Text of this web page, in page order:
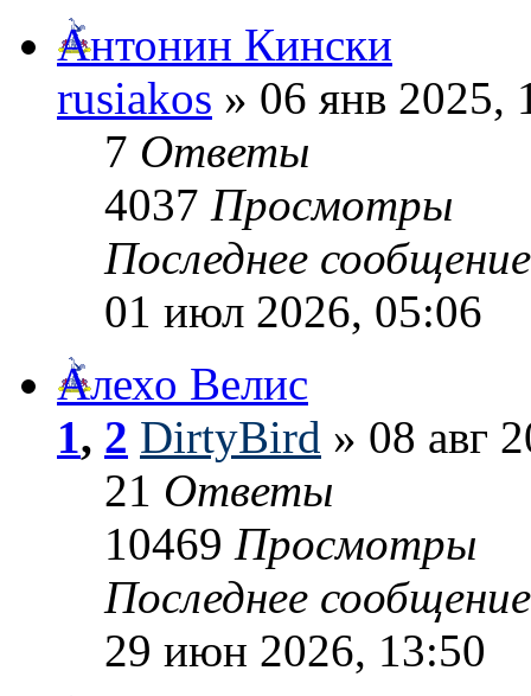
Антонин Кински
rusiakos » 06 янв 2025,
7 Ответы
4037 Просмотры
Последнее
01 июл 2026, 05:06
Алехо Велис
1, 2 DirtyBird » 08 авг
21 Ответы
10469 Просмотры
Последнее
29 июн 2026, 13:50